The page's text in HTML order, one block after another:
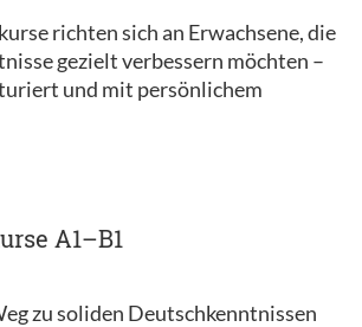
richten sich an Erwachsene, die
gezielt verbessern möchten –
und mit persönlichem
A1–B1
zu soliden Deutschkenntnissen